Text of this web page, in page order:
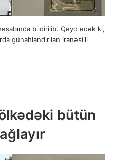
bildirilib. Qeyd edək ki,
günahlandırılan iranəsilli
bütün